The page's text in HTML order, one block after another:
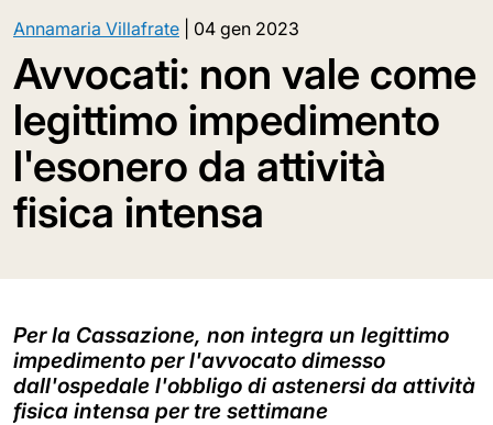
Annamaria Villafrate 04 gen 2023
Avvocati: non vale come
legittimo impedimento
l'esonero da attività
fisica intensa
Per la Cassazione, non integra un legittimo
impedimento per l'avvocato dimesso
dall'ospedale l'obbligo di astenersi da attività
fisica intensa per tre settimane